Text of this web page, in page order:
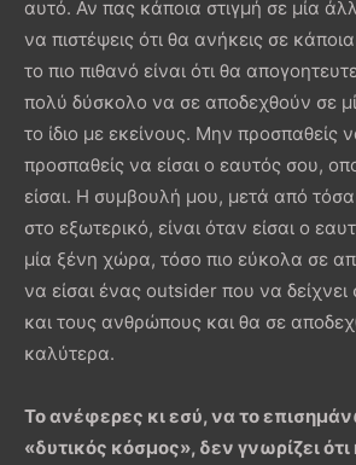
αυτό. Αν πας κάποια στιγμή σε μία
να πιστέψεις ότι θα ανήκεις σε
το πιο πιθανό είναι ότι θα
πολύ δύσκολο να σε αποδεχθούν σε
το ίδιο με εκείνους. Μην προσπαθείς
προσπαθείς να είσαι ο εαυτός σου,
είσαι. Η συμβουλή μου, μετά από
στο εξωτερικό, είναι όταν είσαι ο
μία ξένη χώρα, τόσο πιο εύκολα σε
να είσαι ένας outsider που να
και τους ανθρώπους και θα σε
καλύτερα.
Το ανέφερες κι εσύ, να το
«δυτικός κόσμος», δεν γνωρίζει